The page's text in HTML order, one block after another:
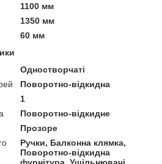
1100 мм
1350 мм
60 мм
Одностворчаті
Поворотно-відкидна
1
Поворотно-відкидне
Прозоре
Ручки, Балконна клямка,
Поворотно-відкидна